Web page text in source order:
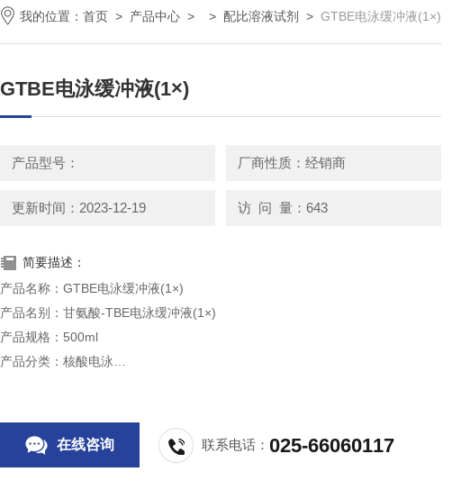
我的位置： 首页 > 产品中心 > > 配比溶液试剂 > GTBE电泳缓冲液(1×)
GTBE电泳缓冲液(1×)
产品型号： 厂商性质：经销商
更新时间：2023-12-19 访 问 量：643
简要描述：
产品名称：GTBE电泳缓冲液(1×)
产品名别：甘氨酸-TBE电泳缓冲液(1×)
产品规格：500ml
产品分类：核酸电泳
本产品仅供科研实验用，不做其他用途。
在线咨询 联系电话：025-66060117